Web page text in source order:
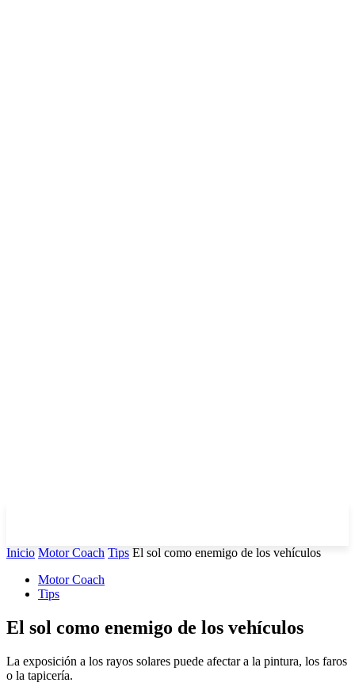
Inicio Motor Coach Tips El sol como enemigo de los vehículos
Motor Coach
Tips
El sol como enemigo de los vehículos
La exposición a los rayos solares puede afectar a la pintura, los faros
o la tapicería.